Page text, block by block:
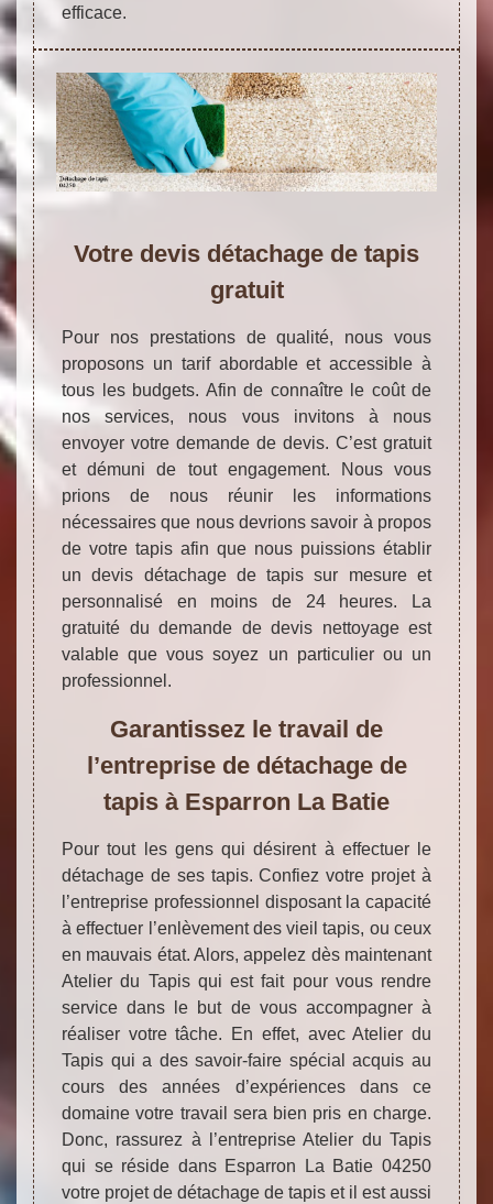
efficace.
Votre devis détachage de tapis
gratuit
Pour nos prestations de qualité, nous vous
proposons un tarif abordable et accessible à
tous les budgets. Afin de connaître le coût de
nos services, nous vous invitons à nous
envoyer votre demande de devis. C’est gratuit
et démuni de tout engagement. Nous vous
prions de nous réunir les informations
nécessaires que nous devrions savoir à propos
de votre tapis afin que nous puissions établir
un devis détachage de tapis sur mesure et
personnalisé en moins de 24 heures. La
gratuité du demande de devis nettoyage est
valable que vous soyez un particulier ou un
professionnel.
Garantissez le travail de
l’entreprise de détachage de
tapis à Esparron La Batie
Pour tout les gens qui désirent à effectuer le
détachage de ses tapis. Confiez votre projet à
l’entreprise professionnel disposant la capacité
à effectuer l’enlèvement des vieil tapis, ou ceux
en mauvais état. Alors, appelez dès maintenant
Atelier du Tapis qui est fait pour vous rendre
service dans le but de vous accompagner à
réaliser votre tâche. En effet, avec Atelier du
Tapis qui a des savoir-faire spécial acquis au
cours des années d’expériences dans ce
domaine votre travail sera bien pris en charge.
Donc, rassurez à l’entreprise Atelier du Tapis
qui se réside dans Esparron La Batie 04250
votre projet de détachage de tapis et il est aussi